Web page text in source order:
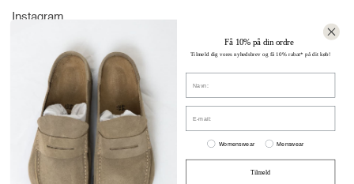
Instagram
CONTACT
Strandvejen 169A
2900 Hellerup
Denmark
(+45) 39 30 39 89
Få 10% på din ordre
Tilmeld dig vores nyhedsbrev og få 10% rabat* på dit køb!
Women or men
Womenswear Menswear
Tilmeld